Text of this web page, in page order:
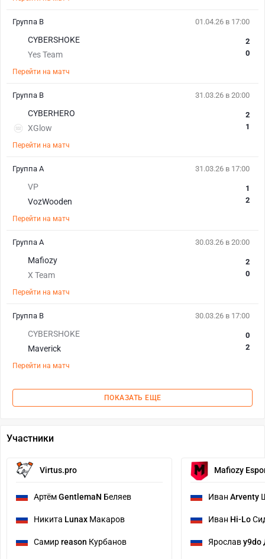
01.04.26 в 17:00
CYBERSHOKE
Yes Team
2
0
Перейти на матч
Группа B
31.03.26 в 20:00
CYBERHERO
XGlow
2
1
Перейти на матч
Группа B
31.03.26 в 17:00
VP
VozWooden
1
2
Перейти на матч
Группа A
30.03.26 в 20:00
Mafiozy
X Team
2
0
Перейти на матч
Группа A
30.03.26 в 17:00
CYBERSHOKE
Maverick
0
2
Перейти на матч
Группа B
ПОКАЗАТЬ ЕЩЕ
Участники
Virtus.pro
АртёмGentlemaN Беляев
Никита Lunax Макаров
Самирreason Курбанов
Mafiozy
Иван Arventy
Иван Hi-Lo
Ярославy9do